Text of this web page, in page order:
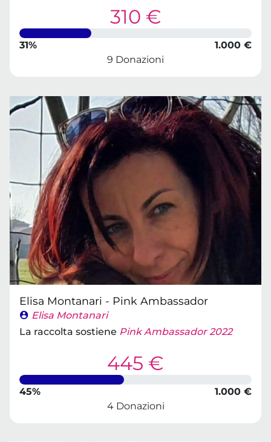
310 €
31%
1.000 €
9 Donazioni
Elisa Montanari - Pink Ambassador
Elisa Montanari
La raccolta sostiene Pink Ambassador 2022
445 €
45%
1.000 €
4 Donazioni